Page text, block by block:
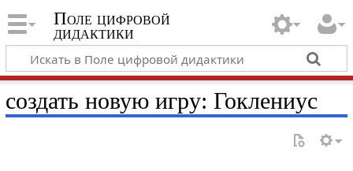
Поле цифровой
дидактики
создать новую игру: Гоклениус